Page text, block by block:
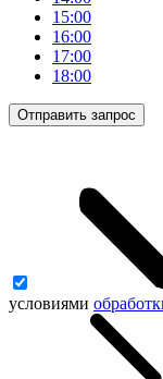
15:00
16:00
17:00
18:00
Отправить запрос
условиями